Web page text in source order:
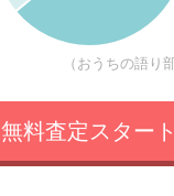
（おうちの語り
無料査定スタート